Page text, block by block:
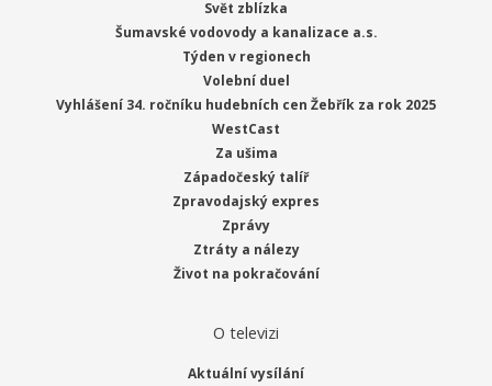
Svět zblízka
Šumavské vodovody a kanalizace a.s.
Týden v regionech
Volební duel
Vyhlášení 34. ročníku hudebních cen Žebřík za rok 2025
WestCast
Za ušima
Západočeský talíř
Zpravodajský expres
Zprávy
Ztráty a nálezy
Život na pokračování
O televizi
Aktuální vysílání